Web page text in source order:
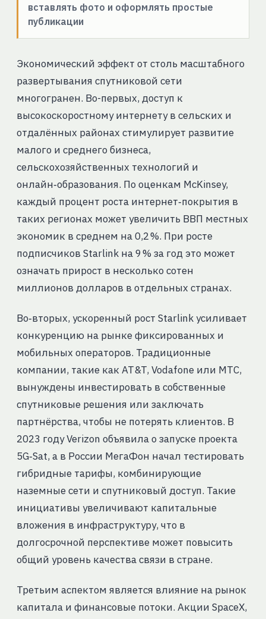
вставлять фото и оформлять простые
публикации
Экономический эффект от столь масштабного
развертывания спутниковой сети
многогранен. Во-первых, доступ к
высокоскоростному интернету в сельских и
отдалённых районах стимулирует развитие
малого и среднего бизнеса,
сельскохозяйственных технологий и
онлайн‑образования. По оценкам McKinsey,
каждый процент роста интернет‑покрытия в
таких регионах может увеличить ВВП местных
экономик в среднем на 0,2 %. При росте
подписчиков Starlink на 9 % за год это может
означать прирост в несколько сотен
миллионов долларов в отдельных странах.
Во‑вторых, ускоренный рост Starlink усиливает
конкуренцию на рынке фиксированных и
мобильных операторов. Традиционные
компании, такие как AT&T, Vodafone или МТС,
вынуждены инвестировать в собственные
спутниковые решения или заключать
партнёрства, чтобы не потерять клиентов. В
2023 году Verizon объявила о запуске проекта
5G‑Sat, а в России МегаФон начал тестировать
гибридные тарифы, комбинирующие
наземные сети и спутниковый доступ. Такие
инициативы увеличивают капитальные
вложения в инфраструктуру, что в
долгосрочной перспективе может повысить
общий уровень качества связи в стране.
Третьим аспектом является влияние на рынок
капитала и финансовые потоки. Акции SpaceX,